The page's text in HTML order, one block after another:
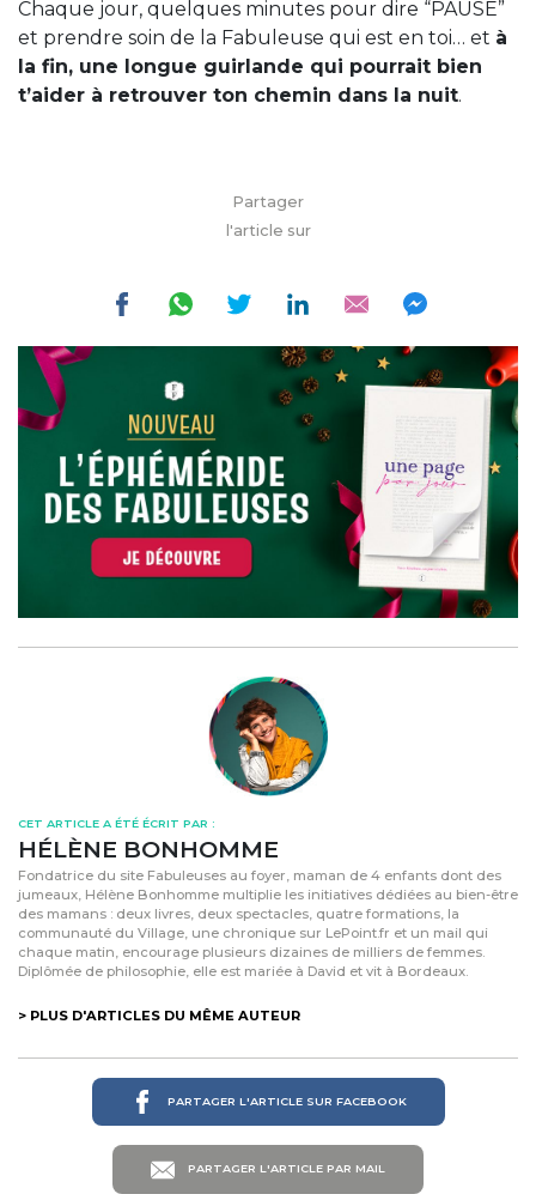
Chaque jour, quelques minutes pour dire “PAUSE”
et prendre soin de la Fabuleuse qui est en toi… et à
la fin, une longue guirlande qui pourrait bien
t’aider à retrouver ton chemin dans la nuit.
Partager
l'article sur
CET ARTICLE A ÉTÉ ÉCRIT PAR :
HÉLÈNE BONHOMME
Fondatrice du site Fabuleuses au foyer, maman de 4 enfants dont des
jumeaux, Hélène Bonhomme multiplie les initiatives dédiées au bien-être
des mamans : deux livres, deux spectacles, quatre formations, la
communauté du Village, une chronique sur LePoint.fr et un mail qui
chaque matin, encourage plusieurs dizaines de milliers de femmes.
Diplômée de philosophie, elle est mariée à David et vit à Bordeaux.
> PLUS D'ARTICLES DU MÊME AUTEUR
PARTAGER L'ARTICLE SUR FACEBOOK
PARTAGER L'ARTICLE PAR MAIL